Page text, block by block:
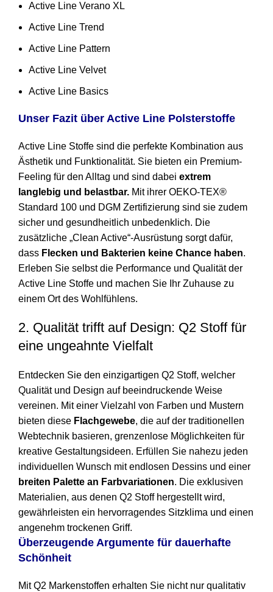
Active Line Verano XL
Active Line Trend
Active Line Pattern
Active Line Velvet
Active Line Basics
Unser Fazit über Active Line Polsterstoffe
Active Line Stoffe sind die perfekte Kombination aus
Ästhetik und Funktionalität. Sie bieten ein Premium-
Feeling für den Alltag und sind dabei extrem
langlebig und belastbar. Mit ihrer OEKO-TEX®
Standard 100 und DGM Zertifizierung sind sie zudem
sicher und gesundheitlich unbedenklich. Die
zusätzliche „Clean Active“-Ausrüstung sorgt dafür,
dass Flecken und Bakterien keine Chance haben.
Erleben Sie selbst die Performance und Qualität der
Active Line Stoffe und machen Sie Ihr Zuhause zu
einem Ort des Wohlfühlens.
2. Qualität trifft auf Design: Q2 Stoff für
eine ungeahnte Vielfalt
Entdecken Sie den einzigartigen Q2 Stoff, welcher
Qualität und Design auf beeindruckende Weise
vereinen. Mit einer Vielzahl von Farben und Mustern
bieten diese Flachgewebe, die auf der traditionellen
Webtechnik basieren, grenzenlose Möglichkeiten für
kreative Gestaltungsideen. Erfüllen Sie nahezu jeden
individuellen Wunsch mit endlosen Dessins und einer
breiten Palette an Farbvariationen. Die exklusiven
Materialien, aus denen Q2 Stoff hergestellt wird,
gewährleisten ein hervorragendes Sitzklima und einen
angenehm trockenen Griff.
Überzeugende Argumente für dauerhafte
Schönheit
Mit Q2 Markenstoffen erhalten Sie nicht nur qualitativ